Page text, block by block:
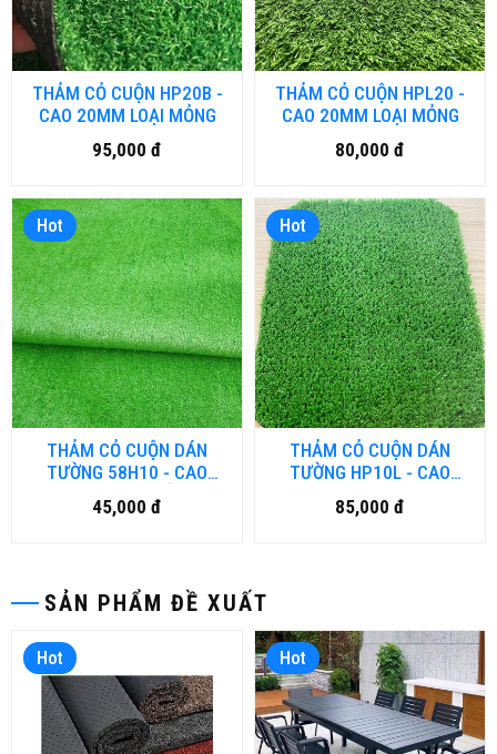
SẢN PHẨM ĐỀ XUẤT
Hot Hot
THẢM CỎ CUỘN HP20B -
CAO 20MM LOẠI MỎNG
95,000 đ
THẢM CỎ CUỘN HPL20 -
CAO 20MM LOẠI MỎNG
80,000 đ
Hot
THẢM CỎ CUỘN DÁN
TƯỜNG 58H10 - CAO
10MM LOẠI MỎNG
45,000 đ
Hot
THẢM CỎ CUỘN DÁN
TƯỜNG HP10L - CAO
10MM LOẠI DÀY
85,000 đ